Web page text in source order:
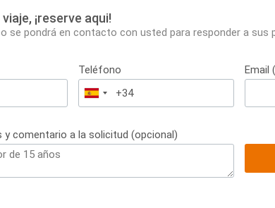
¡reserve aqui!
se pondrá en contacto con usted para responder a sus
Teléfono
España
+34
Email
y comentario a la solicitud (opcional)